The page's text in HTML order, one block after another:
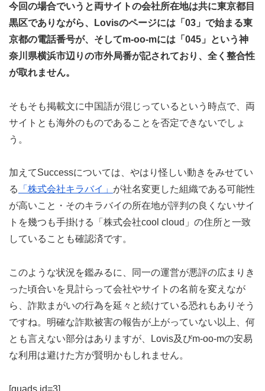
今回の場合でいうと両サイトの会社所在地は共に東京都目
黒区でありながら、Lovisのページには「03」で始まる東
京都の電話番号が、そしてm-oo-mには「045」という神
奈川県横浜市辺りの市外局番が記されており、全く整合性
が取れません。
そもそも掲載文に中国語が混じっているという時点で、両
サイトとも海外のものであることを否定できないでしょ
う。
加えてSuccessについては、やはり怪しい動きをみせてい
る
「株式会社キラバイ」 が社名変更した組織である可能性
が高いこと・そのキラバイの所在地が評判の良くないサイ
トを幾つも手掛ける「株式会社cool cloud」の住所と一致
していることも確認済です。
このような状況を鑑みるに、同一の運営が悪評の広まりき
った頃合いを見計らって会社やサイトの名前を変えなが
ら、詐欺まがいの行為を延々と続けている恐れもありそう
ですね。明確な詐欺被害の報告が上がっていない以上、何
とも言えない部分はありますが、Lovis及びm-oo-mの安易
な利用は避けた方が賢明かもしれません。
[quads id=3]